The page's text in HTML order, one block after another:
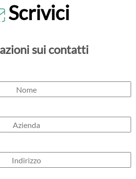
Scrivici
sui contatti